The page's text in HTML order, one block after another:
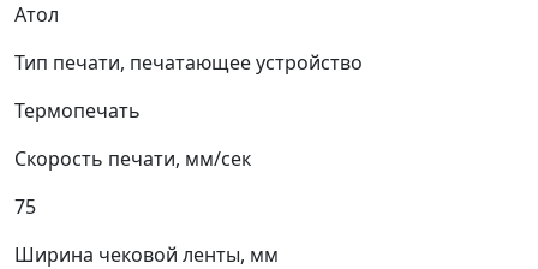
Атол
Тип печати, печатающее устройство
Термопечать
Скорость печати, мм/сек
75
Ширина чековой ленты, мм